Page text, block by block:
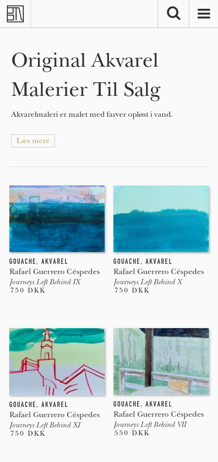
Skip to main content
Original Akvarel
Malerier Til Salg
Akvarelmaleri er malet med farver opløst i vand.
Akvarelmaleriet fødsel i Europa tilskrives den tyske
planter i akvarel.
Læs mere
GOUACHE, AKVAREL
Rafael Guerrero Céspedes
Journeys Left Behind IX
750 DKK
GOUACHE, AKVAREL
Rafael Guerrero Céspedes
Journeys Left Behind XI
750 DKK
GOUACHE, AKVAREL
Rafael Guerrero Céspedes
Journeys Left Behind X
750 DKK
GOUACHE, AKVAREL
Rafael Guerrero Céspedes
Journeys Left Behind VII
550 DKK